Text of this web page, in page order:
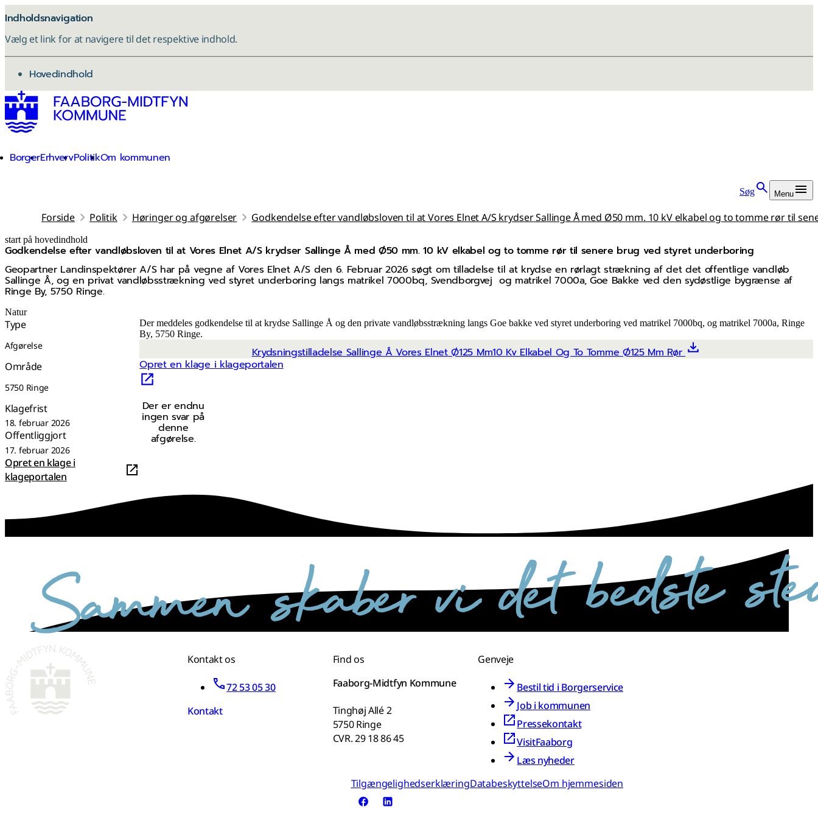
Indholdsnavigation
Vælg et link for at navigere til det respektive indhold.
gå til
Hovedindhold
BorgerErhvervPolitikOm kommunen
Søg Menu
Forside Politik Høringer og afgørelser Godkendelse efter vandløbsloven til at Vores Elnet A/S krydser Sallinge Å med Ø50 mm. 10 kV elkabel og to tomme rør til
start på hovedindhold
Godkendelse efter vandløbsloven til at Vores Elnet A/S krydser Sallinge Å med Ø50 mm. 10 kV elkabel og to tomme rør til senere brug ved styret underboring
Geopartner Landinspektører A/S har på vegne af Vores Elnet A/S den 6. Februar 2026 søgt om tilladelse til at krydse en rørlagt strækning af det det offentlige vandløb
Sallinge Å, og en privat vandløbsstrækning ved styret underboring langs matrikel 7000bq, Svendborgvej og matrikel 7000a, Goe Bakke ved den sydøstlige bygrænse af
Ringe By, 5750 Ringe.
senest opdateret 19. februar 2026
Natur
Type
Afgørelse
Område
5750 Ringe
Klagefrist
18. februar 2026
Offentliggjort
17. februar 2026
Opret en klage i
klageportalen
Der meddeles godkendelse til at krydse Sallinge Å og den private vandløbsstrækning langs Goe bakke ved styret underboring ved matrikel 7000bq, og matrikel 7000a, Ringe
By, 5750 Ringe.
Krydsningstilladelse Sallinge Å Vores Elnet Ø125 Mm10 Kv Elkabel Og To Tomme Ø125 Mm Rør
Opret en klage i klageportalen
Der er endnu
ingen svar på
denne
afgørelse.
Kontakt os
72 53 05 30
Kontakt
Find os
Faaborg-Midtfyn Kommune
Tinghøj Allé 2
5750 Ringe
CVR. 29 18 86 45
Genveje
Bestil tid i Borgerservice
Job i kommunen
Pressekontakt
VisitFaaborg
Læs nyheder
TilgængelighedserklæringDatabeskyttelseOm hjemmesiden